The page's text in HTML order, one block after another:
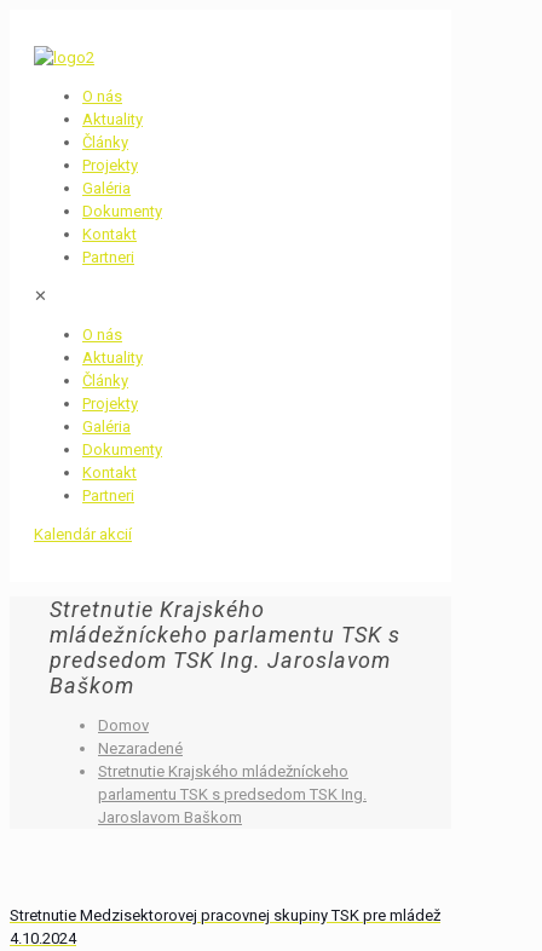
O nás
Aktuality
Články
Projekty
Galéria
Dokumenty
Kontakt
Partneri
✕
O nás
Aktuality
Články
Projekty
Galéria
Dokumenty
Kontakt
Partneri
Kalendár akcií
Stretnutie Krajského
mládežníckeho parlamentu TSK s
predsedom TSK Ing. Jaroslavom
Baškom
Domov
Nezaradené
Stretnutie Krajského mládežníckeho
parlamentu TSK s predsedom TSK Ing.
Jaroslavom Baškom
Stretnutie Medzisektorovej pracovnej skupiny TSK pre mládež
4.10.2024